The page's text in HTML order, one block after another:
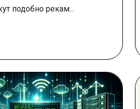
подобно рекам...